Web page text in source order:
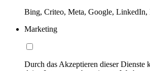
Bing, Criteo, Meta, Google, LinkedIn,
Marketing
Durch das Akzeptieren dieser Dienste